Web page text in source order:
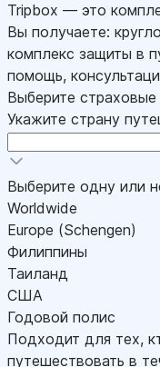
Tripbox — это
Вы получаете:
комплекс защиты в
помощь,
Выберите
Укажите страну
Выберите одну или
Worldwide
Europe (Schengen)
Филиппины
Таиланд
США
Годовой полис
Подходит для тех,
путешествовать в